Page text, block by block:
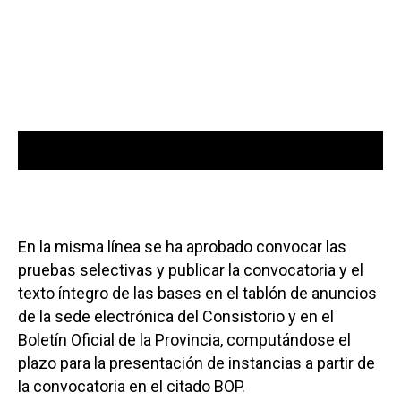
audio
En la misma línea se ha aprobado convocar las
pruebas selectivas y publicar la convocatoria y el
texto íntegro de las bases en el tablón de anuncios
de la sede electrónica del Consistorio y en el
Boletín Oficial de la Provincia, computándose el
plazo para la presentación de instancias a partir de
la convocatoria en el citado BOP.